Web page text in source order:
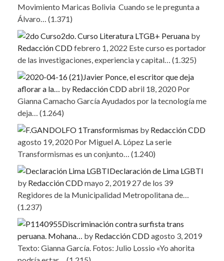
Movimiento Maricas Bolivia Cuando se le pregunta a
Álvaro…
(1.371)
2do. Curso Literatura LTGB+ Peruana by
Redacción CDDfebrero 1, 2022 Este curso es portador
de las investigaciones, experiencia y capital…
(1.325)
Javier Ponce, el escritor que deja
aflorar a la…
by Redacción CDDabril 18, 2020 Por
Gianna Camacho García Ayudados por la tecnología me
deja…
(1.264)
Transformismas by Redacción CDD
agosto 19, 2020 Por Miguel A. López La serie
Transformismas es un conjunto…
(1.240)
Declaración de Lima LGBTI
by Redacción CDDmayo 2, 2019 27 de los 39
Regidores de la Municipalidad Metropolitana de…
(1.237)
Discriminación contra surfista trans
peruana. Mohana…
by Redacción CDDagosto 3, 2019
Texto: Gianna García. Fotos: Julio Lossio «Yo ahorita